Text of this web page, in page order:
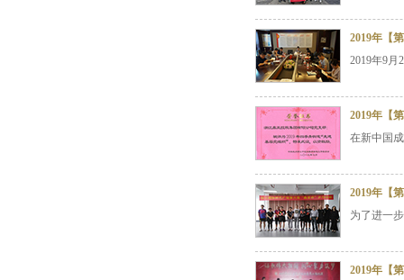
2019年【
2019年9
2019年【
在新中国
2019年【
为了进一
2019年【